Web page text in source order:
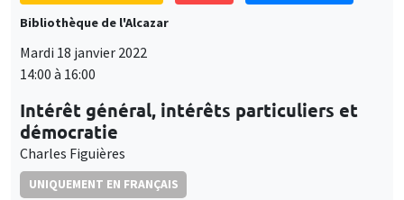
Bibliothèque de l'Alcazar
Mardi 18 janvier 2022
14:00 à 16:00
Intérêt général, intérêts particuliers et
démocratie
Charles Figuières
UNIQUEMENT EN FRANÇAIS